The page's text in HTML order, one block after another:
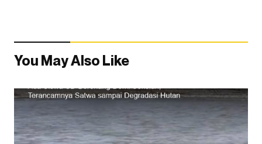
You May Also Like